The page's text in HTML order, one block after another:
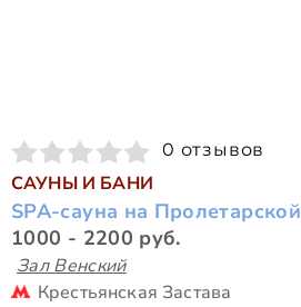
0 отзывов
САУНЫ И БАНИ
SPA-сауна на Пролетарской
1000 - 2200 руб.
Зал Венский
Крестьянская Застава